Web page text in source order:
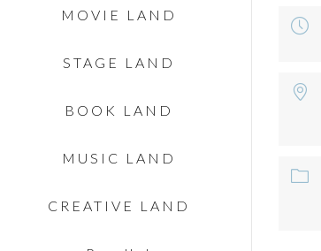
MOVIE LAND
STAGE LAND
BOOK LAND
MUSIC LAND
CREATIVE LAND